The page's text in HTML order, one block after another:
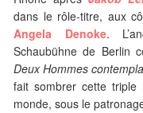
dans le rôle-titre, aux
Angela Denoke.
Schaubühne de Berlin
Deux Hommes
fait sombrer cette triple
monde, sous le